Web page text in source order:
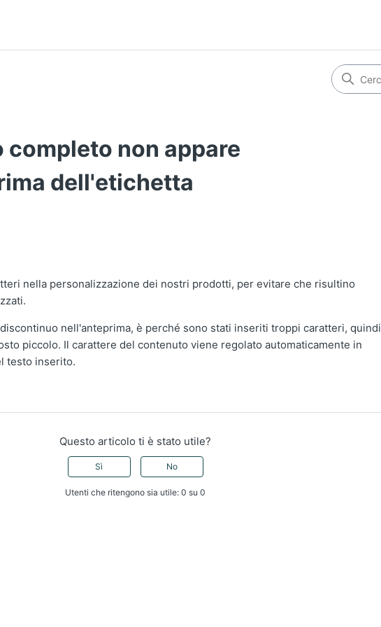
completo non appare
dell'etichetta
nella personalizzazione dei nostri prodotti, per evitare che risultino
nell'anteprima, è perché sono stati inseriti troppi caratteri, quindi
piccolo. Il carattere del contenuto viene regolato automaticamente in
testo inserito.
Questo articolo ti è stato utile?
Sì No
Utenti che ritengono sia utile: 0 su 0